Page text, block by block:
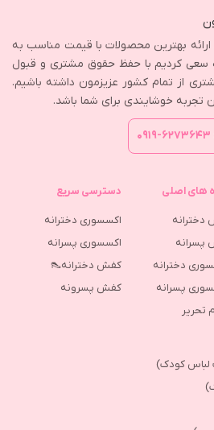
بهترین محصولات با قیمت مناسب به
سعی کردیم با حفظ حقوق مشتری و قبول
از تمام کشور عزیزمون داشته باشیم.
تجربه خوشایندی برای شما باشد.
های اصلی
دخترانه
پسرانه
دخترانه
پسرانه
تحریر
دسترسی سریع
اکسسوری دخترانه
اکسسوری پسرانه
کفش دخترانه👠
كفش پسرونه